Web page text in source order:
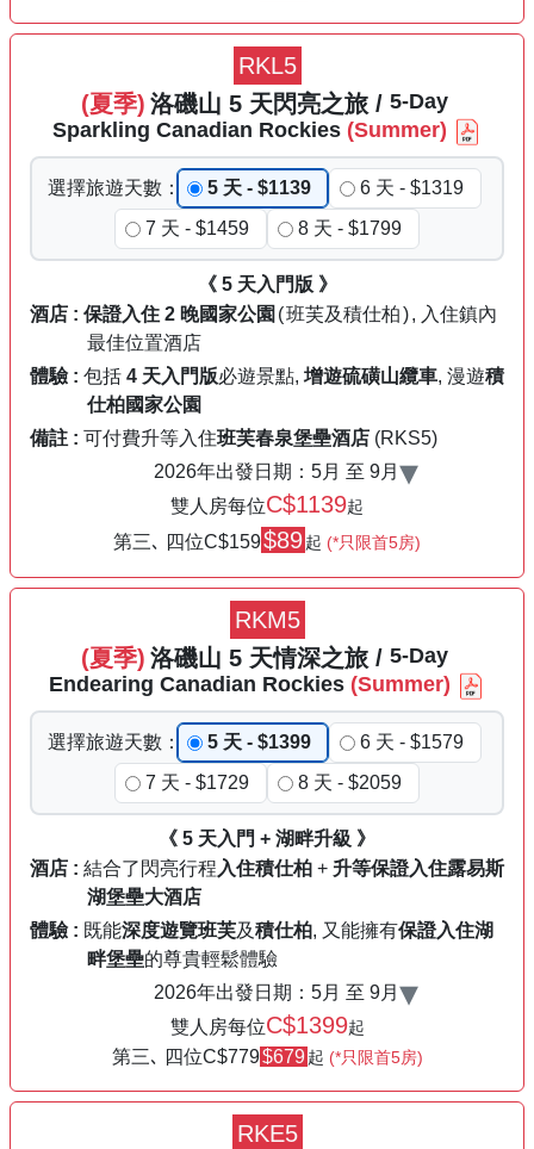
RKL5
(夏季) 洛磯山 5天閃亮之旅/ 5-Day
Sparkling Canadian Rockies (Summer)
選擇旅遊天數 ： 5 天 - $1139
6 天 - $1319
7 天 - $1459
8 天 - $1799
《 5 天入門版 》
酒店 : 保證入住 2 晚國家公園 (班芙及積仕柏), 入住鎮內
最佳位置酒店
體驗 : 包括 4 天入門版必遊景點, 增遊硫磺山纜車, 漫遊積
仕柏國家公園
備註 : 可付費升等入住班芙春泉堡壘酒店 (RKS5)
2026年出發日期： 5月 至 9月 ▾
雙人房每位C$1139起
第三､ 四位C$159$89起 (*只限首5房)
RKM5
(夏季) 洛磯山 5天情深之旅/ 5-Day
Endearing Canadian Rockies (Summer)
選擇旅遊天數 ： 5 天 - $1399
6 天 - $1579
7 天 - $1729
8 天 - $2059
《 5 天入門 + 湖畔升級 》
酒店 : 結合了閃亮行程 入住積仕柏 + 升等保證入住露易斯
湖堡壘大酒店
體驗 : 既能深度遊覽班芙及積仕柏, 又能擁有保證入住湖
畔堡壘的尊貴輕鬆體驗
2026年出發日期： 5月 至 9月 ▾
雙人房每位C$1399起
第三､ 四位C$779$679 起 (*只限首5房)
RKE5